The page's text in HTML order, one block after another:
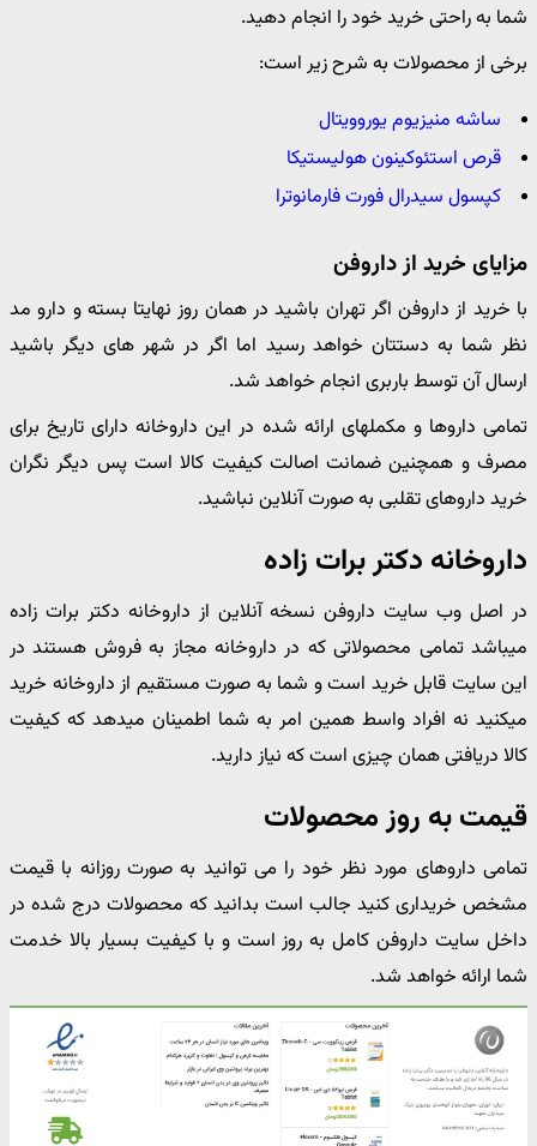
شما به راحتی خرید خود را انجام دهید.
برخی از محصولات به شرح زیر است:
ساشه منیزیوم یوروویتال
قرص استئوکینون هولیستیکا
کپسول سیدرال فورت فارمانوترا
مزایای خرید از داروفن
با خرید از داروفن اگر تهران باشید در همان روز نهایتا بسته و دارو مد
نظر شما به دستتان خواهد رسید اما اگر در شهر های دیگر باشید
ارسال آن توسط باربری انجام خواهد شد.
تمامی داروها و مکملهای ارائه شده در این داروخانه دارای تاریخ برای
مصرف و همچنین ضمانت اصالت کیفیت کالا است پس دیگر نگران
خرید داروهای تقلبی به صورت آنلاین نباشید.
داروخانه دکتر برات زاده
در اصل وب سایت داروفن نسخه آنلاین از داروخانه دکتر برات زاده
میباشد تمامی محصولاتی که در داروخانه مجاز به فروش هستند در
این سایت قابل خرید است و شما به صورت مستقیم از داروخانه خرید
میکنید نه افراد واسط همین امر به شما اطمینان میدهد که کیفیت
کالا دریافتی همان چیزی است که نیاز دارید.
قیمت به روز محصولات
تمامی داروهای مورد نظر خود را می توانید به صورت روزانه با قیمت
مشخص خریداری کنید جالب است بدانید که محصولات درج شده در
داخل سایت داروفن کامل به روز است و با کیفیت بسیار بالا خدمت
شما ارائه خواهد شد.